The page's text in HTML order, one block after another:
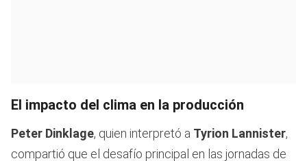
El impacto del clima en la producción
Peter Dinklage, quien interpretó a Tyrion Lannister,
compartió que el desafío principal en las jornadas de